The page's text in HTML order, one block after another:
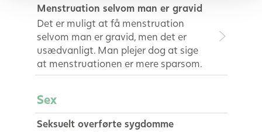
Menstruation selvom man er gravid
Det er muligt at få menstruation
selvom man er gravid, men det er
usædvanligt. Man plejer dog at sige
at menstruationen er mere sparsom.
Sex
Seksuelt overførte sygdomme